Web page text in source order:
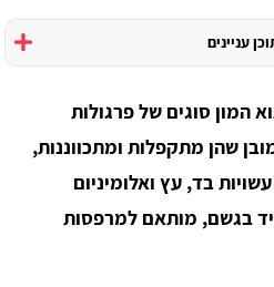
עניינים
המון סוגים של פרגולות
שהן מתקפלות ומתכווננות,
בד, עץ ואלומיניום
בגשם, מותאם למרפסות